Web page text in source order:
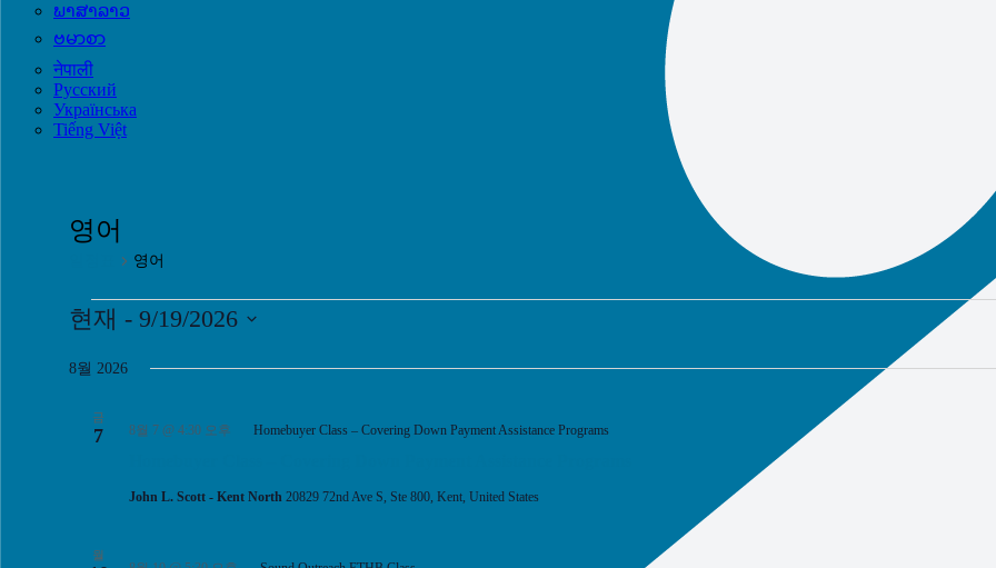
ພາສາລາວ
ဗမာစာ
नेपाली
Русский
Українська
Tiếng Việt
영어
영어
일
현재 - 9/19/2026
짜
8월 2026
금
7 8월 7 @ 4:30 오후 Homebuyer Class – Covering Down Payment Assistance Programs
John L. Scott - Kent North 20829 72nd Ave S, Ste 800, Kent, United States
월